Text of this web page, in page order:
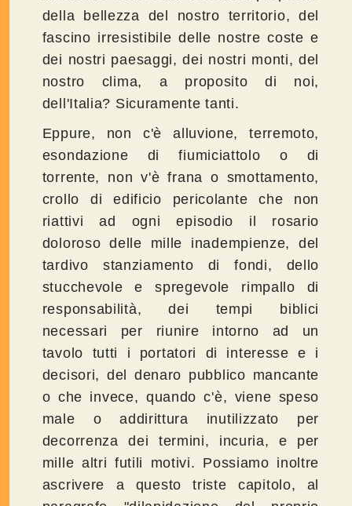
della bellezza del nostro territorio, del
fascino irresistibile delle nostre coste e
dei nostri paesaggi, dei nostri monti, del
nostro clima, a proposito di noi,
dell'Italia? Sicuramente tanti.
Eppure, non c'è alluvione, terremoto,
esondazione di fiumiciattolo o di
torrente, non v'è frana o smottamento,
crollo di edificio pericolante che non
riattivi ad ogni episodio il rosario
doloroso delle mille inadempienze, del
tardivo stanziamento di fondi, dello
stucchevole e spregevole rimpallo di
responsabilità, dei tempi biblici
necessari per riunire intorno ad un
tavolo tutti i portatori di interesse e i
decisori, del denaro pubblico mancante
o che invece, quando c'è, viene speso
male o addirittura inutilizzato per
decorrenza dei termini, incuria, e per
mille altri futili motivi. Possiamo inoltre
ascrivere a questo triste capitolo, al